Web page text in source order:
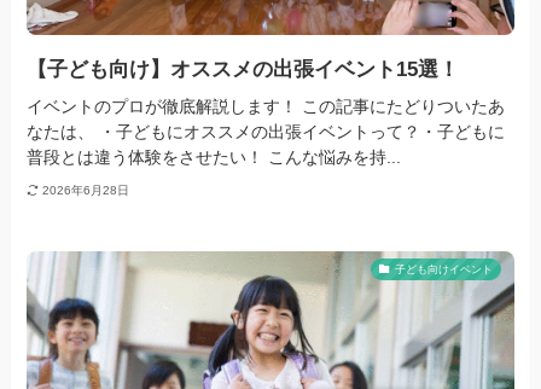
【子ども向け】オススメの出張イベント15選！
イベントのプロが徹底解説します！ この記事にたどりついたあ
なたは、 ・子どもにオススメの出張イベントって？・子どもに
普段とは違う体験をさせたい！ こんな悩みを持...
2026年6月28日
子ども向けイベント